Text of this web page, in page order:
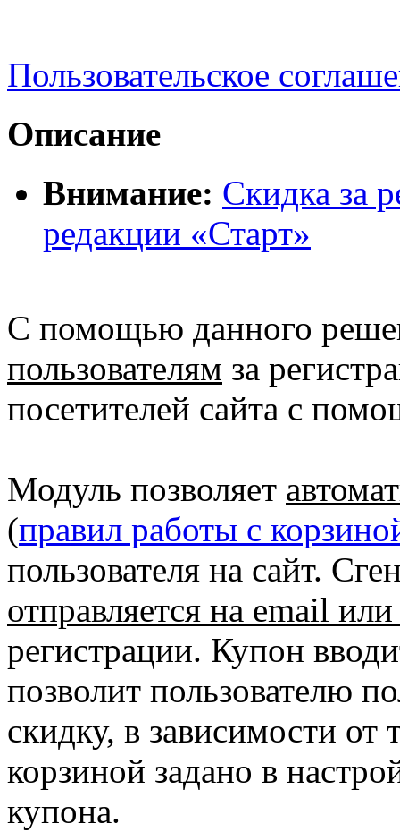
Пользовательское
Описание
Внимание: Скидка за
редакции «Старт»
С помощью данного
пользователям за
посетителей сайта с
Модуль позволяет
(правил работы с
пользователя на сайт.
отправляется на email
регистрации. Купон
позволит пользователю
скидку, в зависимости от
корзиной задано в
купона.